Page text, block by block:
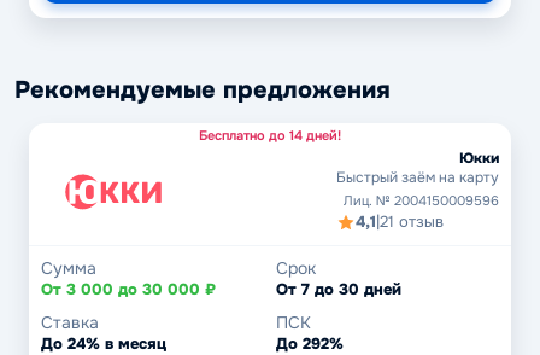
Рекомендуемые предложения
Бесплатно до 14 дней!
Юкки
Быстрый заём на карту
Лиц. № 2004150009596
4,1|21 отзыв
Сумма
От 3 000 до 30 000 ₽
Срок
От 7 до 30 дней
Ставка
До 24% в месяц
ПСК
До 292%